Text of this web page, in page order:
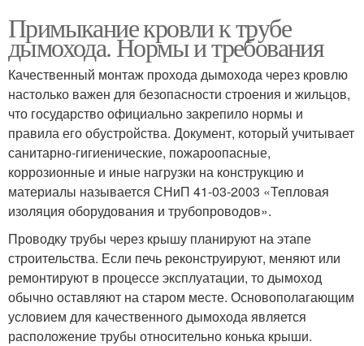
Примыкание кровли к трубе
дымохода. Нормы и требования
Качественный монтаж прохода дымохода через кровлю
настолько важен для безопасности строения и жильцов,
что государство официально закрепило нормы и
правила его обустройства. Документ, который учитывает
санитарно-гигиенические, пожароопасные,
коррозионные и иные нагрузки на конструкцию и
материалы называется СНиП 41-03-2003 «Тепловая
изоляция оборудования и трубопроводов».
Проводку трубы через крышу планируют на этапе
строительства. Если печь реконструируют, меняют или
ремонтируют в процессе эксплуатации, то дымоход
обычно оставляют на старом месте. Основополагающим
условием для качественного дымохода является
расположение трубы относительно конька крыши.